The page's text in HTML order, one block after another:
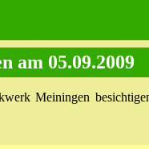
am 05.09.2009
Meiningen